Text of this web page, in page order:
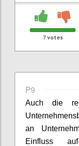
7votes
P9
Auch die
an
Einfluss auf